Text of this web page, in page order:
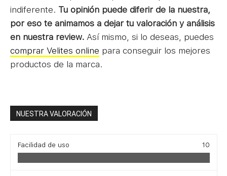
indiferente. Tu opinión puede diferir de la nuestra,
por eso te animamos a dejar tu valoración y análisis
en nuestra review. Así mismo, si lo deseas, puedes
comprar Velites online para conseguir los mejores
productos de la marca.
NUESTRA VALORACIÓN
Facilidad de uso 10